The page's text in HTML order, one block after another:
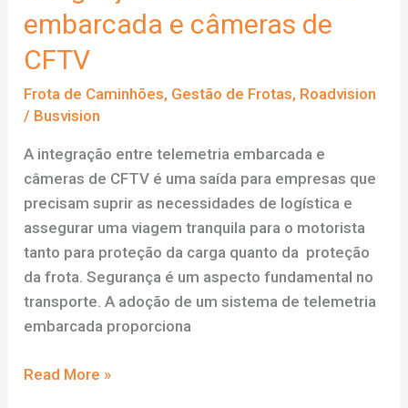
embarcada e câmeras de
CFTV
Frota de Caminhões, Gestão de Frotas, Roadvision
/ Busvision
A integração entre telemetria embarcada e
câmeras de CFTV é uma saída para empresas que
precisam suprir as necessidades de logística e
assegurar uma viagem tranquila para o motorista
tanto para proteção da carga quanto da proteção
da frota. Segurança é um aspecto fundamental no
transporte. A adoção de um sistema de telemetria
embarcada proporciona
Integração
Read More »